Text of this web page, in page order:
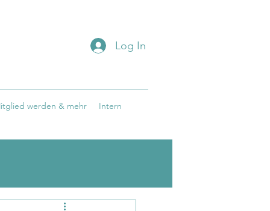
Log In
werden & mehr Intern